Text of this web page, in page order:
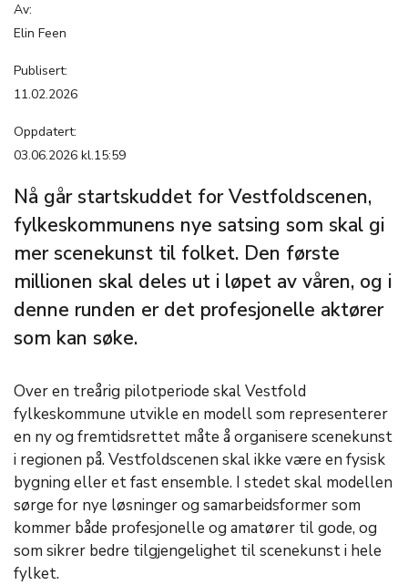
Av:
Elin Feen
Publisert:
11.02.2026
Oppdatert:
03.06.2026 kl.15:59
Nå går startskuddet for Vestfoldscenen,
fylkeskommunens nye satsing som skal gi
mer scenekunst til folket. Den første
millionen skal deles ut i løpet av våren, og i
denne runden er det profesjonelle aktører
som kan søke.
Over en treårig pilotperiode skal Vestfold
fylkeskommune utvikle en modell som representerer
en ny og fremtidsrettet måte å organisere scenekunst
i regionen på. Vestfoldscenen skal ikke være en fysisk
bygning eller et fast ensemble. I stedet skal modellen
sørge for nye løsninger og samarbeidsformer som
kommer både profesjonelle og amatører til gode, og
som sikrer bedre tilgjengelighet til scenekunst i hele
fylket.